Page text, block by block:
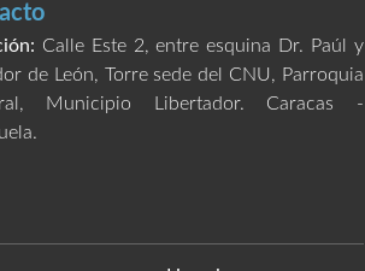
Calle Este 2, entre esquina Dr. Paúl y
de León, Torre sede del CNU, Parroquia
Municipio Libertador. Caracas -